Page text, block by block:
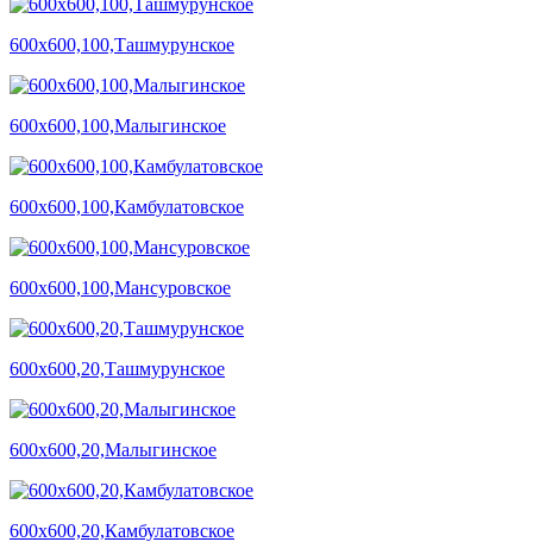
600х600,100,Ташмурунское
600х600,100,Малыгинское
600х600,100,Камбулатовское
600х600,100,Мансуровское
600х600,20,Ташмурунское
600х600,20,Малыгинское
600х600,20,Камбулатовское